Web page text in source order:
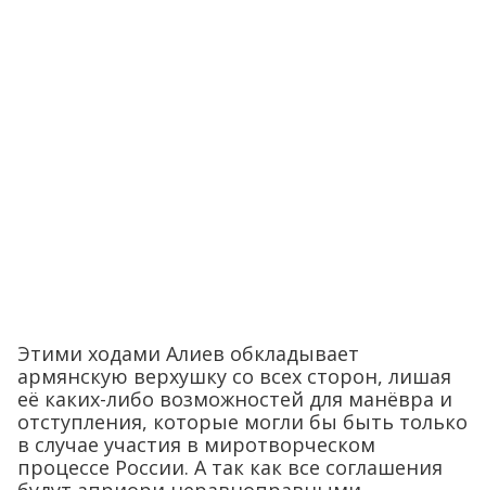
Этими ходами Алиев обкладывает
армянскую верхушку со всех сторон, лишая
её каких-либо возможностей для манёвра и
отступления, которые могли бы быть только
в случае участия в миротворческом
процессе России. А так как все соглашения